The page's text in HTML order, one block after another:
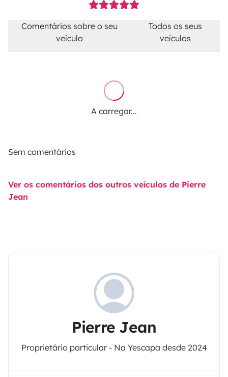
Comentários sobre o seu
veículo
Todos os seus
veículos
A carregar...
Sem comentários
Ver os comentários dos outros veículos de Pierre
Jean
Pierre Jean
Proprietário particular - Na Yescapa desde 2024